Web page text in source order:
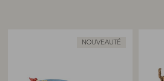
NOUVEAUTÉ